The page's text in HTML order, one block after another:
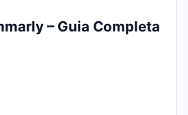
– Guia Completa